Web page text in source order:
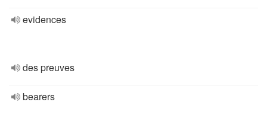
evidences
des preuves
bearers